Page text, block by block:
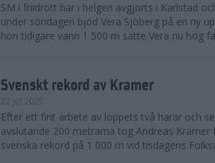
SM i friidrott har i helgen avgjorts i Karlstad
under söndagen bjöd Vera Sjöberg på en ny
hon tidigare vann 1 500 m satte Vera nu hög
Svenskt rekord av Kramer
22 jul 2025
Efter ett fint arbete av loppets två harar och
avslutande 200 metrarna tog Andreas
svenska rekord på 1 000 m vid tisdagens